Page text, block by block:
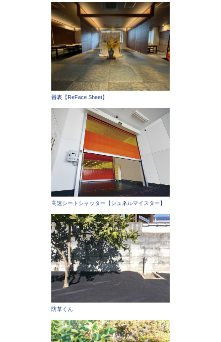
畳表【ReFace Sheet】
高速シートシャッター【シュネルマイスター】
防草くん